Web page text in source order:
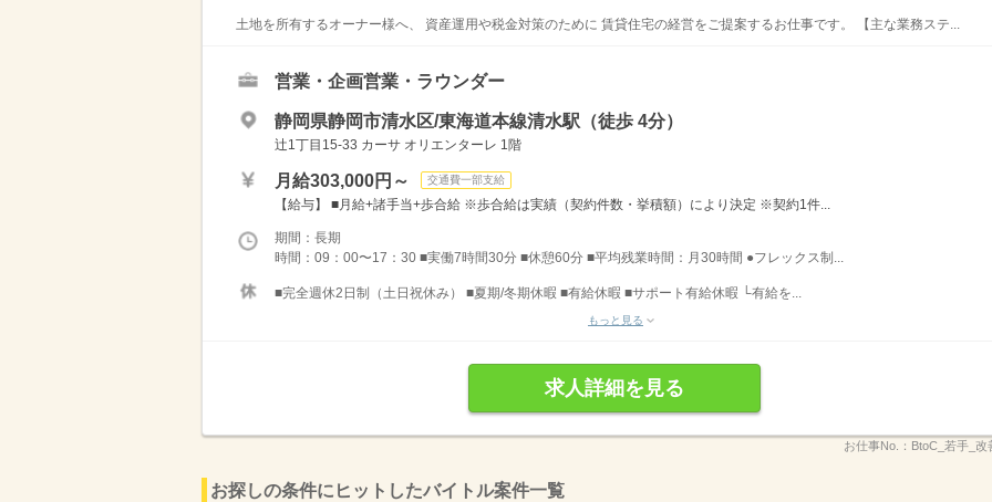
土地を所有するオーナー様へ、 資産運用や税金対策のために 賃貸住宅の経営をご提案するお仕事です。 【主な業務ステ...
営業・企画営業・ラウンダー
静岡県静岡市清水区/東海道本線清水駅（徒歩 4分）
辻1丁目15-33 カーサ オリエンターレ 1階
月給303,000円～ 交通費一部支給
【給与】 ■月給+諸手当+歩合給 ※歩合給は実績（契約件数・挙積額）により決定 ※契約1件...
期間：長期
時間：09：00〜17：30 ■実働7時間30分 ■休憩60分 ■平均残業時間：月30時間 ●フレックス制...
■完全週休2日制（土日祝休み） ■夏期/冬期休暇 ■有給休暇 ■サポート有給休暇 └有給を...
もっと見る
求人詳細を見る
お仕事No.： BtoC_若手_改
お探しの条件にヒットしたバイトル案件一覧